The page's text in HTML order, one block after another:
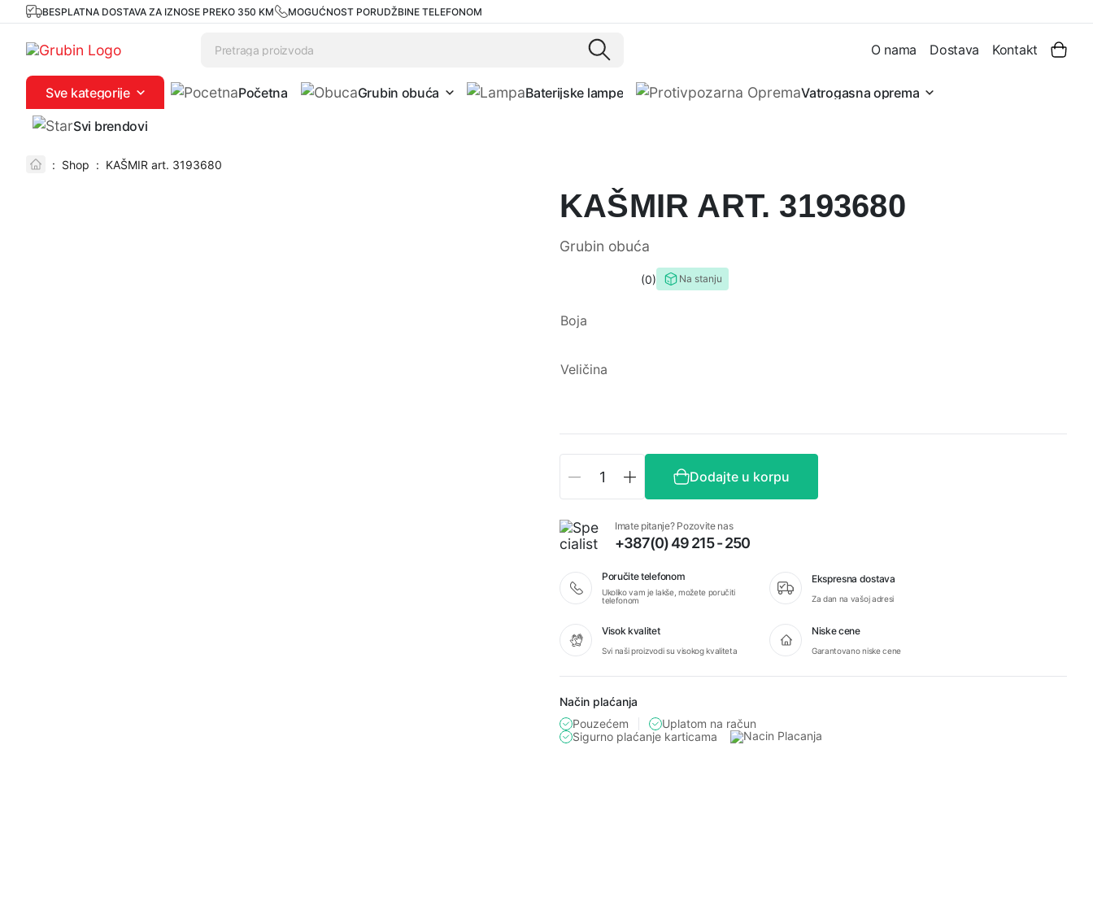
BESPLATNA DOSTAVA ZA IZNOSE PREKO 350 KM MOGUĆNOST PORUDŽBINE TELEFONOM
O nama Dostava Kontakt
Sve kategorije Početna Grubin obuća Baterijske lampe Vatrogasna oprema
Svi brendovi
: Shop : KAŠMIR art. 3193680
KAŠMIR ART. 3193680
Grubin obuća
0 Na stanju
Boja
Veličina
KAŠMIR
3193680
količina
Dodajte u korpu
Imate pitanje? Pozovite nas
+387(0) 49 215 - 250
Poručite telefonom
Ukoliko vam je lakše, možete poručiti
telefonom
Ekspresna dostava
Za dan na vašoj adresi
Visok kvalitet
Svi naši proizvodi su visokog kvaliteta
Niske cene
Garantovano niske cene
Način plaćanja
Pouzećem
Uplatom na račun
Sigurno plaćanje karticama